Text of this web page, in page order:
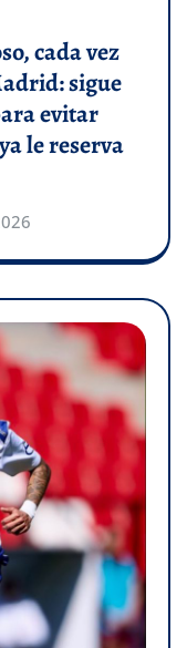
cada vez
sigue
evitar
le reserva